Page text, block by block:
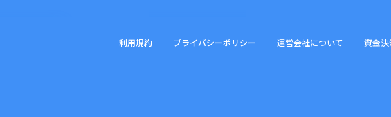
利用規約 プライバシーポリシー 運営会社について 資金